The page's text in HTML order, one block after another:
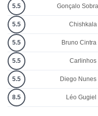
5.5 Gonçalo
5.5 Chishkala
5.5 Bruno Cintra
5.5 Carlinhos
5.5 Diego Nunes
8.5 Léo Gugiel